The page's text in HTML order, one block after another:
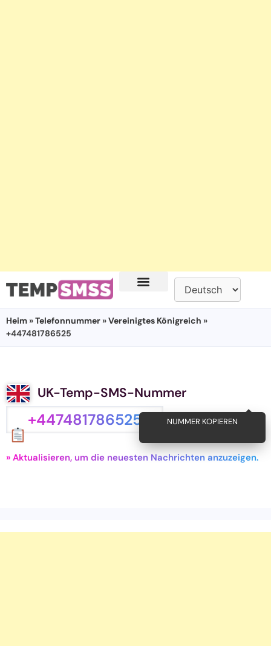
Heim »Telefonnummer »Vereinigtes Königreich »
+447481786525
UK-Temp-SMS-Nummer
+447481786525 NUMMER KOPIEREN
» Aktualisieren, um die neuesten Nachrichten anzuzeigen.